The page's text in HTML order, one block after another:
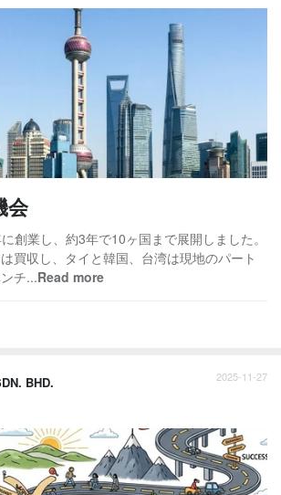
会
創業し、約3年で10ヶ国まで展開しました。
買収し、タイと韓国、台湾は現地のパート
チ...Read more
BHD. 2025-11-27